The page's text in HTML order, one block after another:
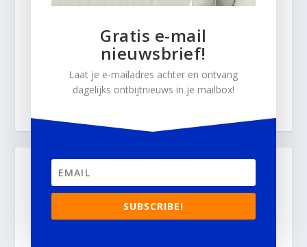
Gratis e-mail
nieuwsbrief!
Laat je e-mailadres achter en ontvang
dagelijks ontbijtnieuws in je mailbox!
SUBSCRIBE!